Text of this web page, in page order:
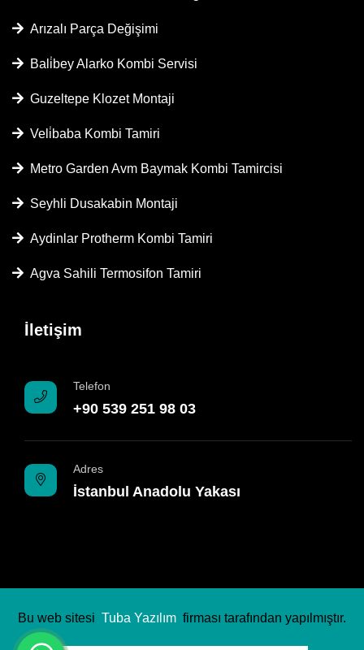
Arızalı Parça Değişimi
Bali̇bey Alarko Kombi Servisi
Guzeltepe Klozet Montaji
Veli̇baba Kombi Tamiri
Metro Garden Avm Baymak Kombi Tamircisi
Seyhli Dusakabin Montaji
Aydinlar Protherm Kombi Tamiri
Agva Sahili Termosifon Tamiri
İletişim
Telefon
+90 539 251 98 03
Adres
İstanbul Anadolu Yakası
Bu web sitesi Tuba Yazılım firması tarafından yapılmıştır.